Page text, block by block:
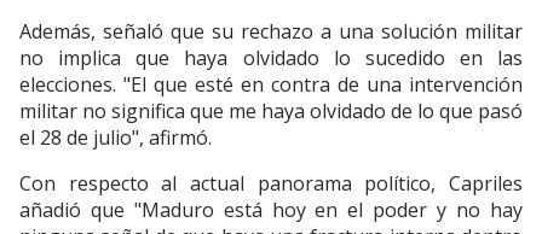
Además, señaló que su rechazo a una solución militar
no implica que haya olvidado lo sucedido en las
elecciones. "El que esté en contra de una intervención
militar no significa que me haya olvidado de lo que pasó
el 28 de julio", afirmó.
Con respecto al actual panorama político, Capriles
añadió que "Maduro está hoy en el poder y no hay